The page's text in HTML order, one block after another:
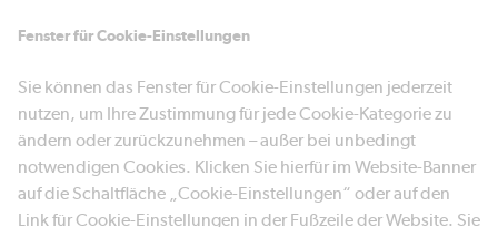
Fenster für Cookie-Einstellungen
Sie können das Fenster für Cookie-Einstellungen jederzeit
nutzen, um Ihre Zustimmung für jede Cookie-Kategorie zu
ändern oder zurückzunehmen – außer bei unbedingt
notwendigen Cookies. Klicken Sie hierfür im Website-Banner
auf die Schaltfläche „Cookie-Einstellungen“ oder auf den
Link für Cookie-Einstellungen in der Fußzeile der Website. Sie